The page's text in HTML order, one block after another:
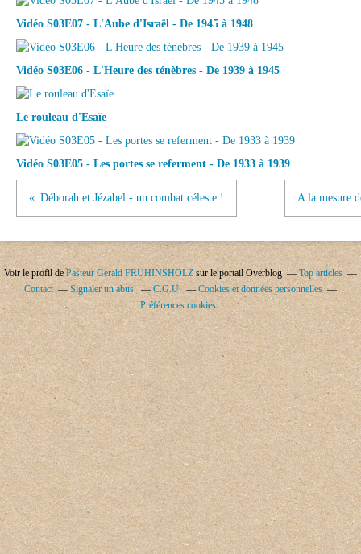
Vidéo S03E07 - L'Aube d'Israël - De 1945 à 1948
Vidéo S03E06 - L'Heure des ténèbres - De 1939 à 1945
Le rouleau d'Esaïe
Vidéo S03E05 - Les portes se referment - De 1933 à 1939
Déborah et Jézabel - un combat céleste ! A la mesure
Voir le profil dePasteur Gerald FRUHINSHOLZsur le portail Overblog
Top articles
Contact
Signaler un abus C.G.U.
Cookies et données personnelles
Préférences cookies